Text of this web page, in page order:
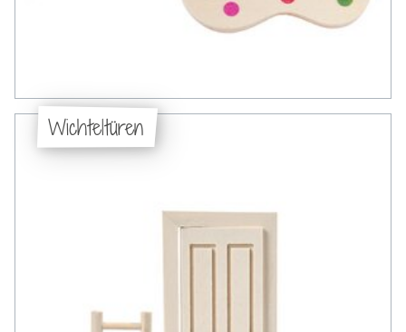
Wichteltüren